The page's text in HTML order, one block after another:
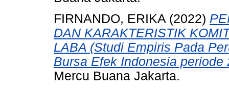
FIRNANDO, ERIKA (2022)
DAN KARAKTERISTIK
LABA (Studi Empiris Pada
Bursa Efek Indonesia periode
Mercu Buana Jakarta.